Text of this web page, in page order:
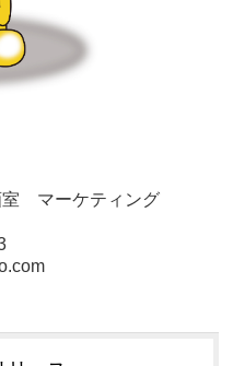
室 マーケティング